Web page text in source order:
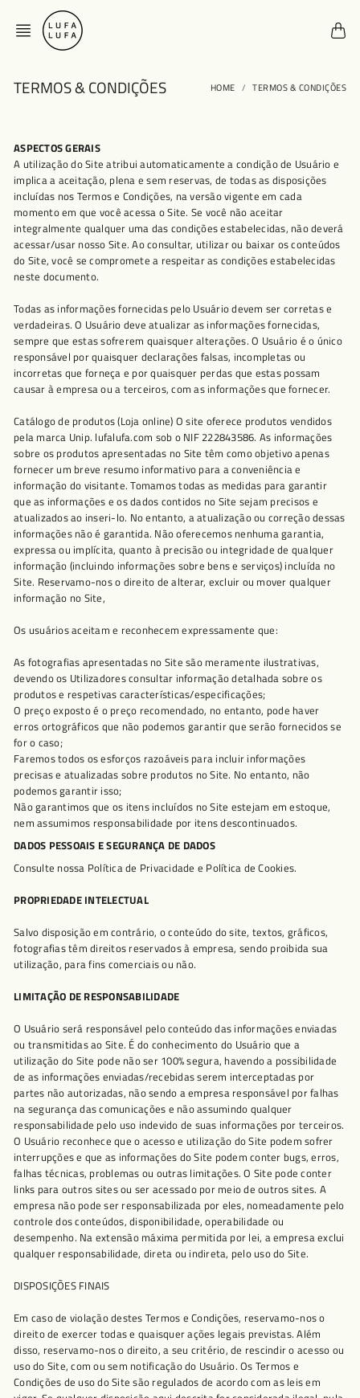
content
TERMOS & CONDIÇÕES HOME TERMOS & CONDIÇÕES
ASPECTOS GERAIS
A utilização do Site atribui automaticamente a condição de Usuário e
implica a aceitação, plena e sem reservas, de todas as disposições
incluídas nos Termos e Condições, na versão vigente em cada
momento em que você acessa o Site. Se você não aceitar
integralmente qualquer uma das condições estabelecidas, não deverá
acessar/usar nosso Site. Ao consultar, utilizar ou baixar os conteúdos
do Site, você se compromete a respeitar as condições estabelecidas
neste documento.
Todas as informações fornecidas pelo Usuário devem ser corretas e
verdadeiras. O Usuário deve atualizar as informações fornecidas,
sempre que estas sofrerem quaisquer alterações. O Usuário é o único
responsável por quaisquer declarações falsas, incompletas ou
incorretas que forneça e por quaisquer perdas que estas possam
causar à empresa ou a terceiros, com as informações que fornecer.
Catálogo de produtos (Loja online) O site oferece produtos vendidos
pela marca Unip. lufalufa.com sob o NIF 222843586. As informações
sobre os produtos apresentadas no Site têm como objetivo apenas
fornecer um breve resumo informativo para a conveniência e
informação do visitante. Tomamos todas as medidas para garantir
que as informações e os dados contidos no Site sejam precisos e
atualizados ao inseri-lo. No entanto, a atualização ou correção dessas
informações não é garantida. Não oferecemos nenhuma garantia,
expressa ou implícita, quanto à precisão ou integridade de qualquer
informação (incluindo informações sobre bens e serviços) incluída no
Site. Reservamo-nos o direito de alterar, excluir ou mover qualquer
informação no Site,
Os usuários aceitam e reconhecem expressamente que:
As fotografias apresentadas no Site são meramente ilustrativas,
devendo os Utilizadores consultar informação detalhada sobre os
produtos e respetivas características/especificações;
O preço exposto é o preço recomendado, no entanto, pode haver
erros ortográficos que não podemos garantir que serão fornecidos se
for o caso;
Faremos todos os esforços razoáveis ​​para incluir informações
precisas e atualizadas sobre produtos no Site. No entanto, não
podemos garantir isso;
Não garantimos que os itens incluídos no Site estejam em estoque,
nem assumimos responsabilidade por itens descontinuados.
DADOS PESSOAIS E SEGURANÇA DE DADOS
Consulte nossa Política de Privacidade e Política de Cookies.
PROPRIEDADE INTELECTUAL
Salvo disposição em contrário, o conteúdo do site, textos, gráficos,
fotografias têm direitos reservados à empresa, sendo proibida sua
utilização, para fins comerciais ou não.
LIMITAÇÃO DE RESPONSABILIDADE
O Usuário será responsável pelo conteúdo das informações enviadas
ou transmitidas ao Site. É do conhecimento do Usuário que a
utilização do Site pode não ser 100% segura, havendo a possibilidade
de as informações enviadas/recebidas serem interceptadas por
partes não autorizadas, não sendo a empresa responsável por falhas
na segurança das comunicações e não assumindo qualquer
responsabilidade pelo uso indevido de suas informações por terceiros.
O Usuário reconhece que o acesso e utilização do Site podem sofrer
interrupções e que as informações do Site podem conter bugs, erros,
falhas técnicas, problemas ou outras limitações. O Site pode conter
links para outros sites ou ser acessado por meio de outros sites. A
empresa não pode ser responsabilizada por eles, nomeadamente pelo
controle dos conteúdos, disponibilidade, operabilidade ou
desempenho. Na extensão máxima permitida por lei, a empresa exclui
qualquer responsabilidade, direta ou indireta, pelo uso do Site.
DISPOSIÇÕES FINAIS
Em caso de violação destes Termos e Condições, reservamo-nos o
direito de exercer todas e quaisquer ações legais previstas. Além
disso, reservamo-nos o direito, a seu critério, de rescindir o acesso ou
uso do Site, com ou sem notificação do Usuário. Os Termos e
Condições de uso do Site são regulados de acordo com as leis em